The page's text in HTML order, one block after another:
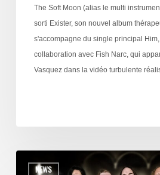
The Soft Moon (alias le multi
sorti Exister, son nouvel album
s'accompagne du single principal
collaboration avec Fish Narc, qui
Vasquez dans la vidéo turbulente
NEWS